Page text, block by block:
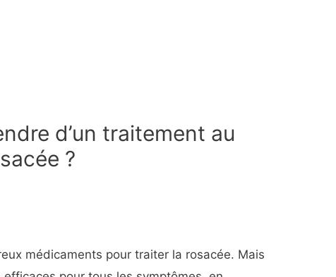
d’un traitement au
?
médicaments pour traiter la rosacée. Mais